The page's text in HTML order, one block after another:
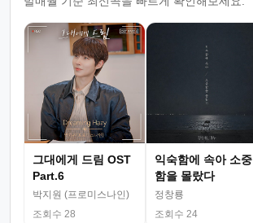
그대에게 드림 OST
Part.6
박지원 (프로미스나인)
조회수 28
익숙함에 속아 소중
함을 몰랐다
정창룡
조회수 24